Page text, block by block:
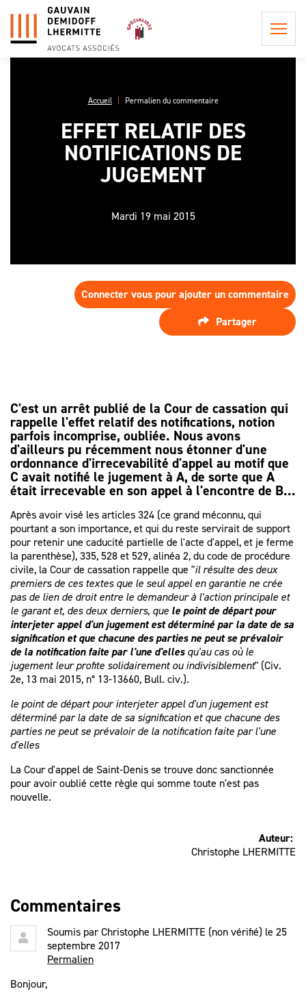
Accueil Permalien du commentaire
EFFET RELATIF DES
NOTIFICATIONS DE
JUGEMENT
Mardi 19 mai 2015
Connecter vous pour ajouter un commentaire
Partager
C'est un arrêt publié de la Cour de cassation qui
rappelle l'effet relatif des notifications, notion
parfois incomprise, oubliée. Nous avons
d'ailleurs pu récemment nous étonner d'une
ordonnance d'irrecevabilité d'appel au motif que
C avait notifié le jugement à A, de sorte que A
était irrecevable en son appel à l'encontre de B...
Après avoir visé les articles 324 (ce grand méconnu, qui
pourtant a son importance, et qui du reste servirait de support
pour retenir une caducité partielle de l'acte d'appel, et je ferme
la parenthèse), 335, 528 et 529, alinéa 2, du code de procédure
civile, la Cour de cassation rappelle que "il résulte des deux
premiers de ces textes que le seul appel en garantie ne crée
pas de lien de droit entre le demandeur à l'action principale et
le garant et, des deux derniers, que le point de départ pour
interjeter appel d'un jugement est déterminé par la date de sa
signification et que chacune des parties ne peut se prévaloir
de la notification faite par l'une d'ellesqu'au cas où le
jugement leur profite solidairement ou indivisiblement" (Civ.
2e, 13 mai 2015, n° 13-13660, Bull. civ.).
le point de départ pour interjeter appel d'un jugement est
déterminé par la date de sa signification et que chacune des
parties ne peut se prévaloir de la notification faite par l'une
d'elles
La Cour d'appel de Saint-Denis se trouve donc sanctionnée
pour avoir oublié cette règle qui somme toute n'est pas
nouvelle.
Auteur:
Christophe LHERMITTE
Commentaires
Soumis parChristophe LHERMITTE (non vérifié) le 25
septembre 2017
Permalien
Bonjour,
POSTULATION ET DE
REPRÉSENTATION
EN APPEL,
PROCÉDURE
D'APPEL